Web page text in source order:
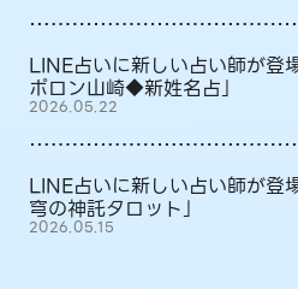
LINE占いに新しい占い師が登
ポロン山崎◆新姓名占」
2026.05.22
LINE占いに新しい占い師が
穹の神託タロット」
2026.05.15